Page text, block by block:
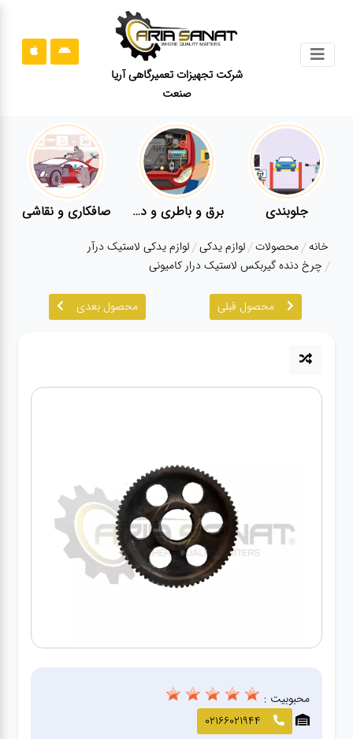
شرکت تجهیزات تعمیرگاهی آریا
صنعت
قوانین
سایت
ارتباط
درباره
ما
آپاراتی
دیاگ
صافکاری
و نقاشی
جلوبندی برق و باطری و دیاگ صافکاری و نقاشی
خانه محصولات لوازم یدکی لوازم یدکی لاستیک درآر
چرخ دنده گیربکس لاستیک درار کامیونی
محصول قبلی محصول بعدی
محبوبیت :
02166021944